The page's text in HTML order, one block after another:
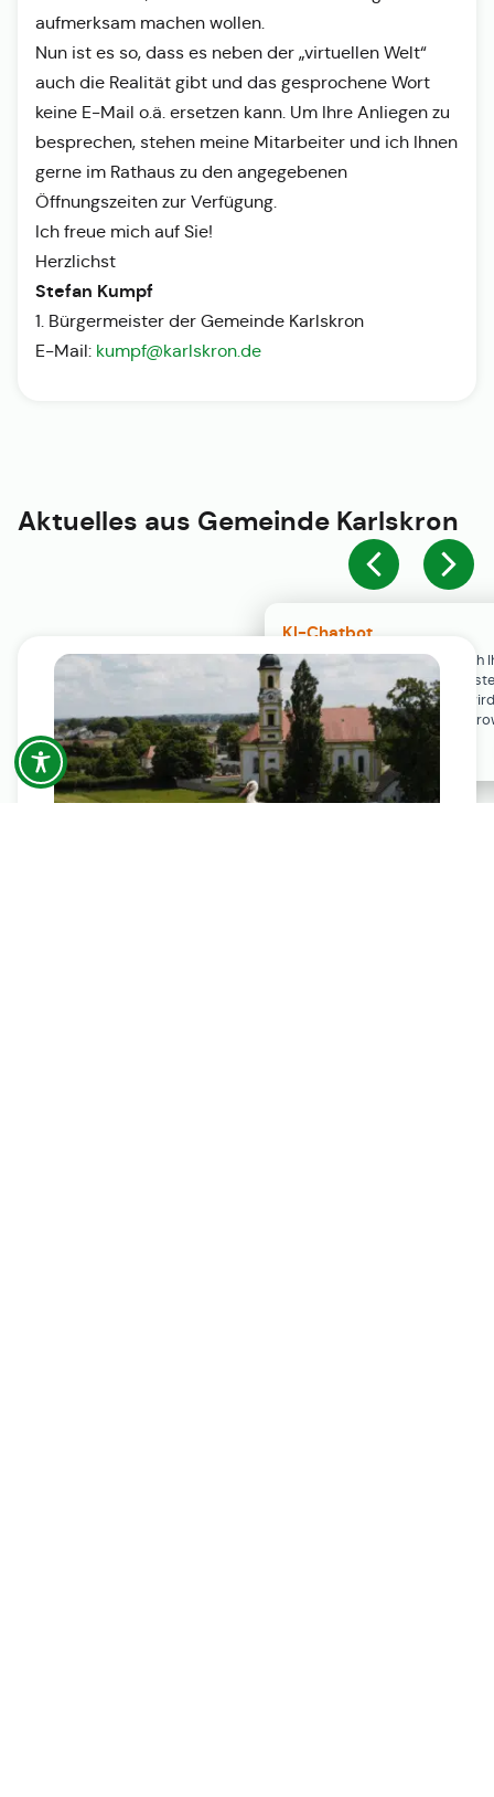
KI-Chatbot
Der KI-Chatbot steht erst nach
Einwilligung in den Cookie-
Verfügung. Der Chat-Verlauf
ausschließlich lokal in Ihrem
gespeichert.
aufmerksam machen wollen.
Nun ist es so, dass es neben der „virtuellen Welt“
auch die Realität gibt und das gesprochene Wort
keine E-Mail o.ä. ersetzen kann. Um Ihre Anliegen zu
besprechen, stehen meine Mitarbeiter und ich Ihnen
gerne im Rathaus zu den angegebenen
Öffnungszeiten zur Verfügung.
Ich freue mich auf Sie!
Herzlichst
Stefan Kumpf
1. Bürgermeister der Gemeinde Karlskron
E-Mail: kumpf@karlskron.de
Aktuelles aus Gemeinde Karlskron